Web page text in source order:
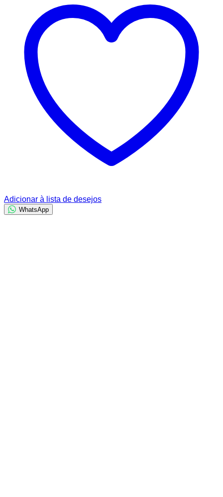
Adicionar à lista de desejos
WhatsApp